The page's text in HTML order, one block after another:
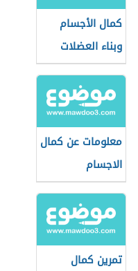
كمال الأجسام
وبناء العضلات
معلومات عن كمال
الاجسام
تمرين كمال